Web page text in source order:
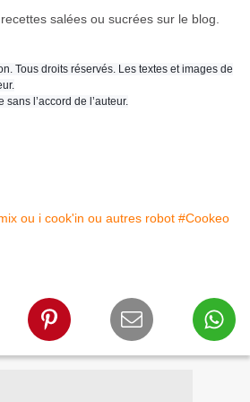
salées ou sucrées sur le blog.
Tous droits réservés. Les textes et images de
l’accord de l’auteur.
ou i cook'in ou autres robot #Cookeo